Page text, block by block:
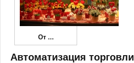
От ...
Автоматизация торговли